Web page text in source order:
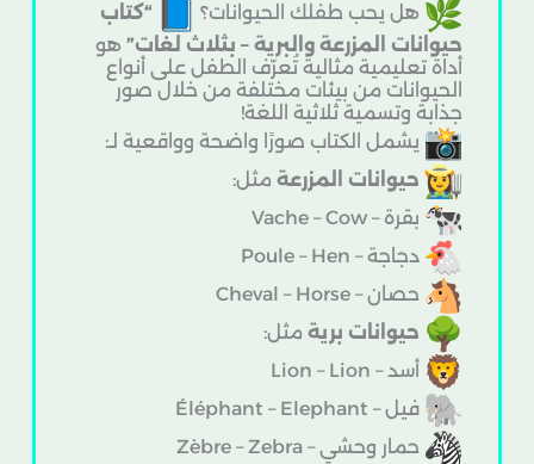
هل يحب طفلك الحيوانات؟
“كتاب
حيوانات المزرعة والبرية – بثلاث لغات”هو
أداة تعليمية مثالية تُعرّف الطفل على أنواع
الحيوانات من بيئات مختلفة من خلال صور
جذابة وتسمية ثلاثية اللغة!
يشمل الكتاب صورًا واضحة وواقعية لـ:
حيوانات المزرعةمثل:
بقرة – Vache – Cow
دجاجة – Poule – Hen
حصان – Cheval – Horse
حيوانات بريةمثل:
أسد – Lion – Lion
فيل – Éléphant – Elephant
حمار وحشي – Zèbre – Zebra